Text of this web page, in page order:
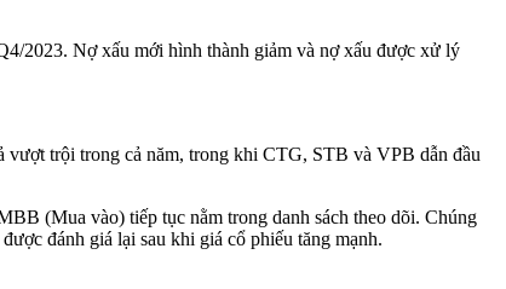
2023. Nợ xấu mới hình thành giảm và nợ xấu được xử lý
trội trong cả năm, trong khi CTG, STB và VPB dẫn đầu
(Mua vào) tiếp tục nằm trong danh sách theo dõi. Chúng
đánh giá lại sau khi giá cổ phiếu tăng mạnh.